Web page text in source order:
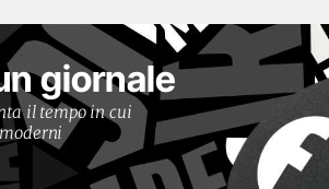
giornale
il tempo in cui